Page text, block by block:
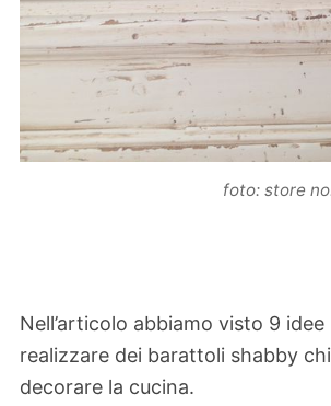
foto: store
Nell’articolo abbiamo visto 9
realizzare dei barattoli shabby
decorare la cucina.